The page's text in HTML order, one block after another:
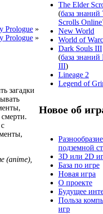
Prologue »
Prologue »
загадки
(anime),
The Elder
(база знаний
Scrolls Online
New World
World of
Dark Souls III
(база знаний
III)
Lineage 2
Legend of
Новое об
подземной
3D или 2D
База по игре
Новая игра
О проекте
Будущее
Польза
игр